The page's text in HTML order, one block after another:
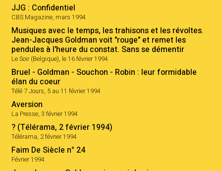
JJG : Confidentiel
CBS Magazine, mars 1994
Musiques avec le temps, les trahisons et les révoltes.
Jean-Jacques Goldman voit "rouge" et remet les
pendules à l'heure du constat. Sans se démentir
Le Soir (Belgique), le 16 février 1994
Bruel - Goldman - Souchon - Robin : leur formidable
élan du coeur
Télé 7 Jours, 5 au 11 février 1994
Aversion
La Presse, 3 février 1994
? (Télérama, 2 février 1994)
Télérama, 2 février 1994
Faim De Siècle n° 24
Février 1994